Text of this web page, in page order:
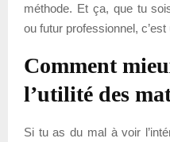
méthode. Et ça, que tu
ou futur professionnel,
Comment
l’utilité des
Si tu as du mal à voir